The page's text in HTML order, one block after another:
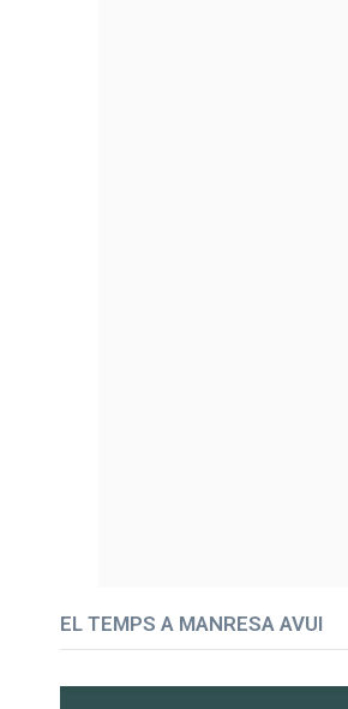
EL TEMPS A MANRESA AVUI